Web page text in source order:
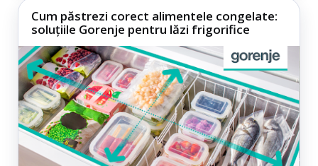
Cum păstrezi corect alimentele congelate:
soluțiile Gorenje pentru lăzi frigorifice